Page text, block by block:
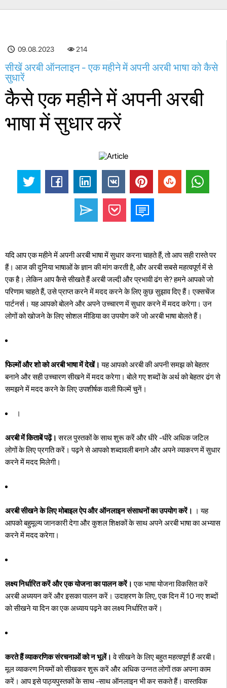
09.08.2023 214
सीखें अरबी ऑनलाइन - एक महीने में अपनी अरबी भाषा को कैसे
सुधारें
कैसे एक महीने में अपनी अरबी
भाषा में सुधार करें
यदि आप एक महीने में अपनी अरबी भाषा में सुधार करना चाहते हैं, तो आप सही रास्ते पर
हैं। आज की दुनिया भाषाओं के ज्ञान की मांग करती है, और अरबी सबसे महत्वपूर्ण में से
एक है। लेकिन आप कैसे सीखते हैं अरबी जल्दी और प्रभावी ढंग से? हमने आपको जो
परिणाम चाहते हैं, उसे प्राप्त करने में मदद करने के लिए कुछ सुझाव दिए हैं। एक्सचेंज
पार्टनर्स। यह आपको बोलने और अपने उच्चारण में सुधार करने में मदद करेगा। उन
लोगों को खोजने के लिए सोशल मीडिया का उपयोग करें जो अरबी भाषा बोलते हैं।
फिल्मों और शो को अरबी भाषा में देखें।यह आपको अरबी की अपनी समझ को बेहतर
बनाने और सही उच्चारण सीखने में मदद करेगा। बोले गए शब्दों के अर्थ को बेहतर ढंग से
समझने में मदद करने के लिए उपशीर्षक वाली फिल्में चुनें।
।
अरबी में किताबें पढ़ें।सरल पुस्तकों के साथ शुरू करें और धीरे -धीरे अधिक जटिल
लोगों के लिए प्रगति करें। पढ़ने से आपको शब्दावली बनाने और अपने व्याकरण में सुधार
करने में मदद मिलेगी।
अरबी सीखने के लिए मोबाइल ऐप और ऑनलाइन संसाधनों का उपयोग करें। । यह
आपको बहुमूल्य जानकारी देगा और कुशल शिक्षकों के साथ अपने अरबी भाषा का अभ्यास
करने में मदद करेगा।
लक्ष्य निर्धारित करें और एक योजना का पालन करें।एक भाषा योजना विकसित करें
अरबी अध्ययन करें और इसका पालन करें। उदाहरण के लिए, एक दिन में 10 नए शब्दों
को सीखने या दिन का एक अध्याय पढ़ने का लक्ष्य निर्धारित करें।
करते हैं व्याकरणिक संरचनाओं को न भूलें।वे सीखने के लिए बहुत महत्वपूर्ण हैं अरबी।
मूल व्याकरण नियमों को सीखकर शुरू करें और अधिक उन्नत लोगों तक अपना काम
करें। आप इसे पाठ्यपुस्तकों के साथ -साथ ऑनलाइन भी कर सकते हैं। वास्तविक